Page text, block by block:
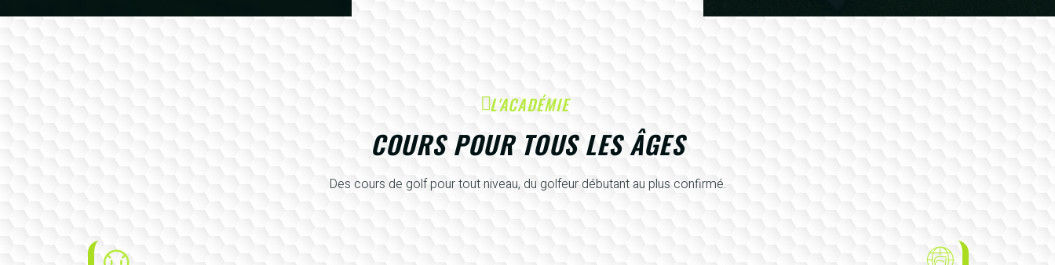
L'ACADÉMIE
COURS POUR TOUS LES ÂGES
Des cours de golf pour tout niveau, du golfeur débutant au plus confirmé.